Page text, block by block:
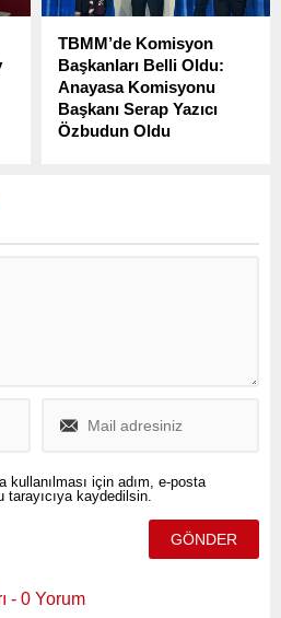
TBMM’de Komisyon
Başkanları Belli Oldu:
Anayasa Komisyonu
Başkanı Serap Yazıcı
Özbudun Oldu
başkanlıkları ve üyelikleri
kullanılması için adım, e-posta
kaydedilsin.
- 0 Yorum